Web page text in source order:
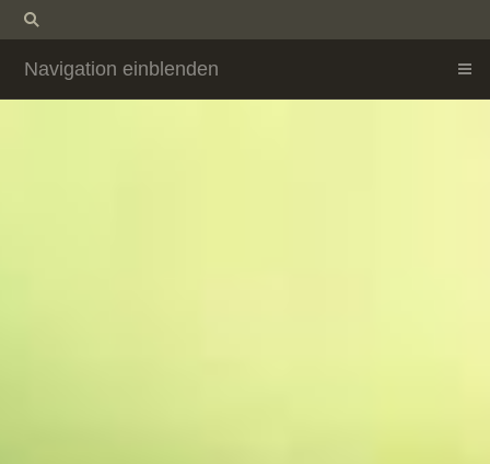
Navigation einblenden